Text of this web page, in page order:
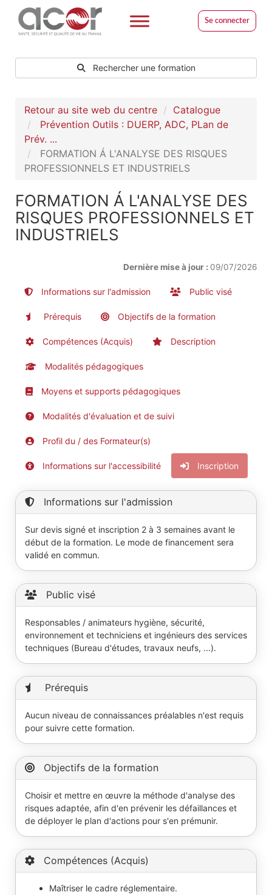
Se connecter
Rechercher une formation
Retour au site web du centre
Catalogue
Prévention Outils : DUERP, ADC, PLan de
Prév. ...
FORMATION Á L'ANALYSE DES RISQUES
PROFESSIONNELS ET INDUSTRIELS
FORMATION Á L'ANALYSE DES
RISQUES PROFESSIONNELS ET
INDUSTRIELS
Dernière mise à jour : 09/07/2026
Informations sur l'admission Public visé
Prérequis Objectifs de la formation
Compétences (Acquis) Description
Modalités pédagogiques
Moyens et supports pédagogiques
Modalités d'évaluation et de suivi
Profil du / des Formateur(s)
Informations sur l'accessibilité Inscription
Informations sur l'admission
Sur devis signé et inscription 2 à 3 semaines avant le
début de la formation. Le mode de financement sera
validé en commun.
Public visé
Responsables / animateurs hygiène, sécurité,
environnement et techniciens et ingénieurs des services
techniques (Bureau d'études, travaux neufs, ...).
Prérequis
Aucun niveau de connaissances préalables n'est requis
pour suivre cette formation.
Objectifs de la formation
Choisir et mettre en œuvre la méthode d'analyse des
risques adaptée, afin d'en prévenir les défaillances et
de déployer le plan d'actions pour s'en prémunir.
Compétences (Acquis)
Maîtriser le cadre réglementaire.